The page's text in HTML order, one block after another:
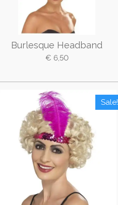
Burlesque Headband
€ 6,50
Sale!